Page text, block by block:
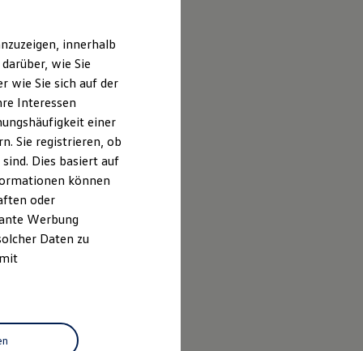
innerhalb
wie Sie
wie Sie sich auf der
Interessen
einer
Sie registrieren, ob
Dies basiert auf
können
oder
Werbung
Daten zu